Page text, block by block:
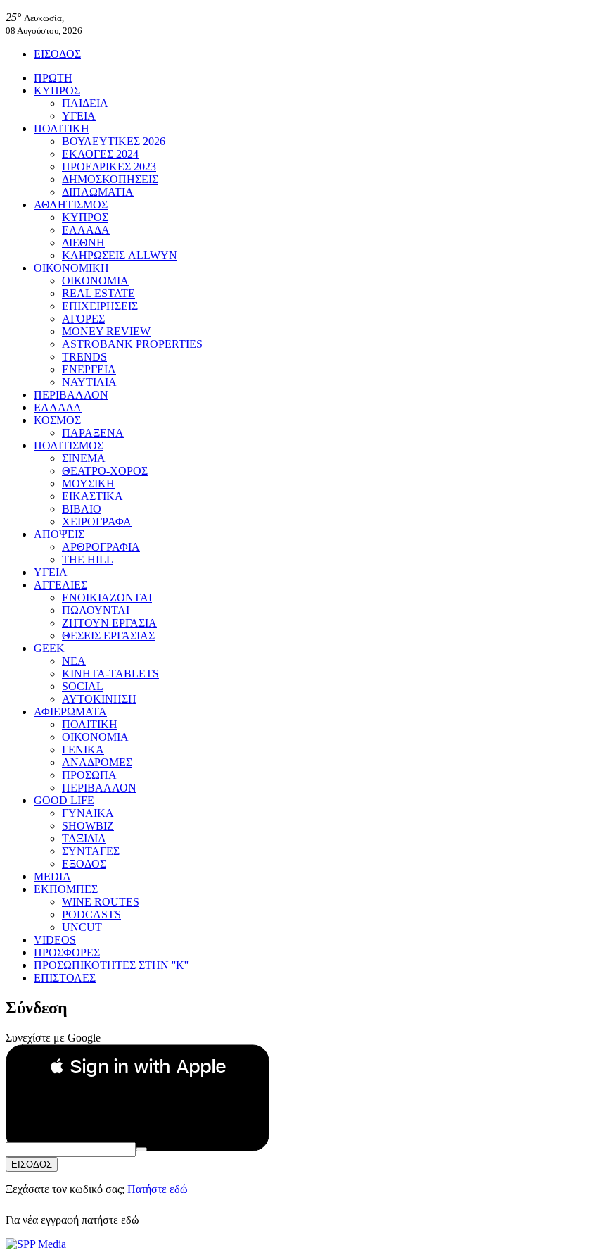
25° Λευκωσία,
08 Αυγούστου, 2026
ΕΙΣΟΔΟΣ
ΠΡΩΤΗ
ΚΥΠΡΟΣ
ΠΑΙΔΕΙΑ
ΥΓΕΙΑ
ΠΟΛΙΤΙΚΗ
ΒΟΥΛΕΥΤΙΚΕΣ 2026
ΕΚΛΟΓΕΣ 2024
ΠΡΟΕΔΡΙΚΕΣ 2023
ΔΗΜΟΣΚΟΠΗΣΕΙΣ
ΔΙΠΛΩΜΑΤΙΑ
ΑΘΛΗΤΙΣΜΟΣ
ΚΥΠΡΟΣ
ΕΛΛΑΔΑ
ΔΙΕΘΝΗ
ΚΛΗΡΩΣΕΙΣ ALLWYN
ΟΙΚΟΝΟΜΙΚΗ
ΟΙΚΟΝΟΜΙΑ
REAL ESTATE
ΕΠΙΧΕΙΡΗΣΕΙΣ
ΑΓΟΡΕΣ
MONEY REVIEW
ASTROBANK PROPERTIES
TRENDS
ΕΝΕΡΓΕΙΑ
ΝΑΥΤΙΛΙΑ
ΠΕΡΙΒΑΛΛΟΝ
ΕΛΛΑΔΑ
ΚΟΣΜΟΣ
ΠΑΡΑΞΕΝΑ
ΠΟΛΙΤΙΣΜΟΣ
ΣΙΝΕΜΑ
ΘΕΑΤΡΟ-ΧΟΡΟΣ
ΜΟΥΣΙΚΗ
ΕΙΚΑΣΤΙΚΑ
ΒΙΒΛΙΟ
ΧΕΙΡΟΓΡΑΦΑ
ΑΠΟΨΕΙΣ
ΑΡΘΡΟΓΡΑΦΙΑ
THE HILL
ΥΓΕΙΑ
ΑΓΓΕΛΙΕΣ
ΕΝΟΙΚΙΑΖΟΝΤΑΙ
ΠΩΛΟΥΝΤΑΙ
ΖΗΤΟΥΝ ΕΡΓΑΣΙΑ
ΘΕΣΕΙΣ ΕΡΓΑΣΙΑΣ
GEEK
ΝΕΑ
ΚΙΝΗΤΑ-TABLETS
SOCIAL
ΑΥΤΟΚΙΝΗΣΗ
ΑΦΙΕΡΩΜΑΤΑ
ΠΟΛΙΤΙΚΗ
ΟΙΚΟΝΟΜΙΑ
ΓΕΝΙΚΑ
ΑΝΑΔΡΟΜΕΣ
ΠΡΟΣΩΠΑ
ΠΕΡΙΒΑΛΛΟΝ
GOOD LIFE
ΓΥΝΑΙΚΑ
SHOWBIZ
ΤΑΞΙΔΙΑ
ΣΥΝΤΑΓΕΣ
ΕΞΟΔΟΣ
MEDIA
ΕΚΠΟΜΠΕΣ
WINE ROUTES
PODCASTS
UNCUT
VIDEOS
ΠΡΟΣΦΟΡΕΣ
ΠΡΟΣΩΠΙΚΟΤΗΤΕΣ ΣΤΗΝ ''Κ''
ΕΠΙΣΤΟΛΕΣ
Σύνδεση
Συνεχίστε με Google
 Sign in with Apple
Συνεχίστε με Apple
ή
Email:
Κωδικός Πρόσβασης:
ΕΙΣΟΔΟΣ
Ξεχάσατε τον κωδικό σας; Πατήστε εδώ
Για νέα εγγραφή πατήστε εδώ